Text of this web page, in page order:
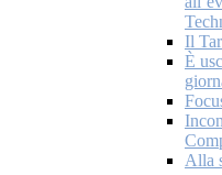
Il
È
Alla